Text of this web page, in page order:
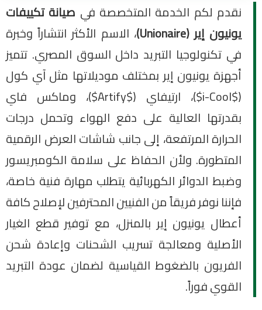
نقدم لكم الخدمة المتخصصة في صيانة تكييفات
يونيون إير (Unionaire)
، الاسم الأكثر انتشاراً وخبرة
في تكنولوجيا التبريد داخل السوق المصري. تتميز
أجهزة يونيون إير بمختلف موديلاتها مثل آي كول
($i-Cool$)، ارتيفاي ($Artify$)، وماكس فاي
بقدرتها العالية على دفع الهواء وتحمل درجات
الحرارة المرتفعة، إلى جانب شاشات العرض الرقمية
المتطورة. ولأن الحفاظ على سلامة الكومبريسور
وضبط الدوائر الكهربائية يتطلب مهارة فنية خاصة،
فإننا نوفر فريقاً من الفنيين المحترفين لإصلاح كافة
أعطال يونيون إير بالمنزل، مع توفير قطع الغيار
الأصلية ومعالجة تسريب الشحنات وإعادة شحن
الفريون بالضغوط القياسية لضمان عودة التبريد
القوي فوراً.